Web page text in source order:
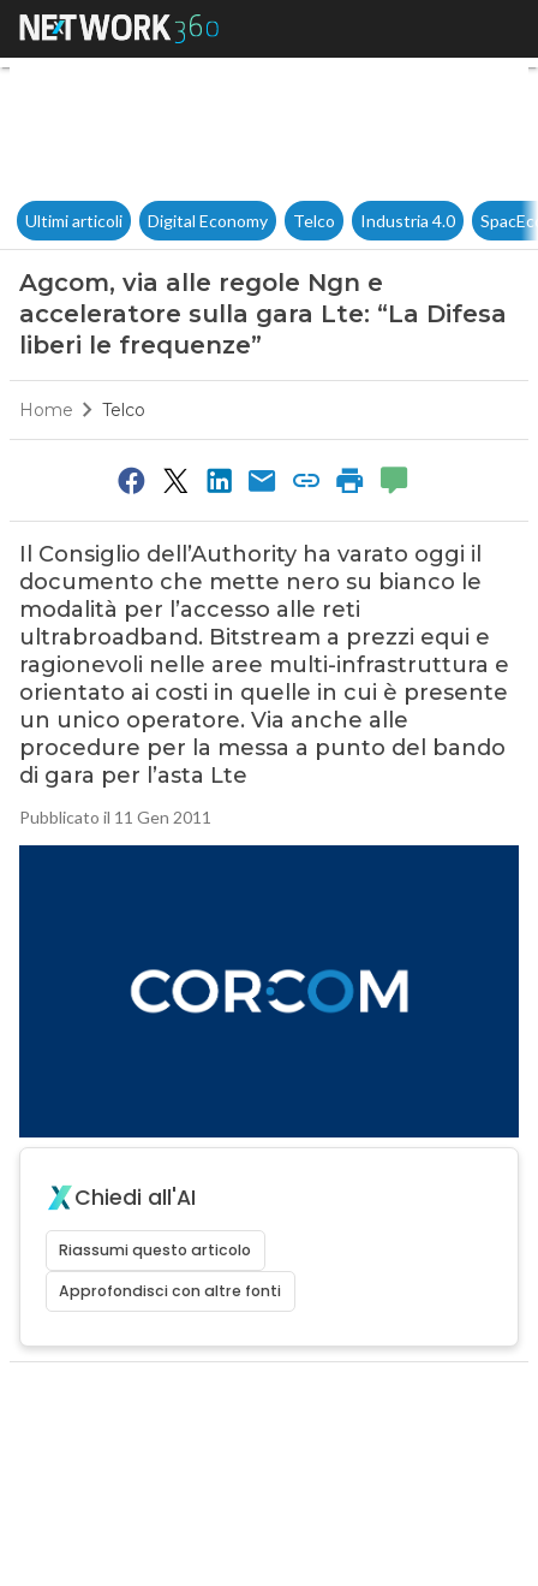
Agcom, via alle regole Ngn e
Ultimi articoli Digital Economy Telco Industria 4.0
Agcom, via alle regole Ngn e
acceleratore sulla gara Lte: “La Difesa
liberi le frequenze”
Home Telco
Il Consiglio dell’Authority ha varato oggi il
documento che mette nero su bianco le
modalità per l’accesso alle reti
ultrabroadband. Bitstream a prezzi equi e
ragionevoli nelle aree multi-infrastruttura e
orientato ai costi in quelle in cui è presente
un unico operatore. Via anche alle
procedure per la messa a punto del bando
di gara per l’asta Lte
Pubblicato il 11 Gen 2011
Chiedi all'AI
Riassumi questo articolo
Approfondisci con altre fonti